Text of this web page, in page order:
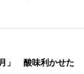
」 酸味利かせた